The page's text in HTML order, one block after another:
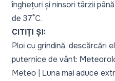
înghețuri și ninsori târzii
de 37°C.
CITIȚI ȘI:
Ploi cu grindină, descărcări
puternice de vânt:
Meteo | Luna mai aduce